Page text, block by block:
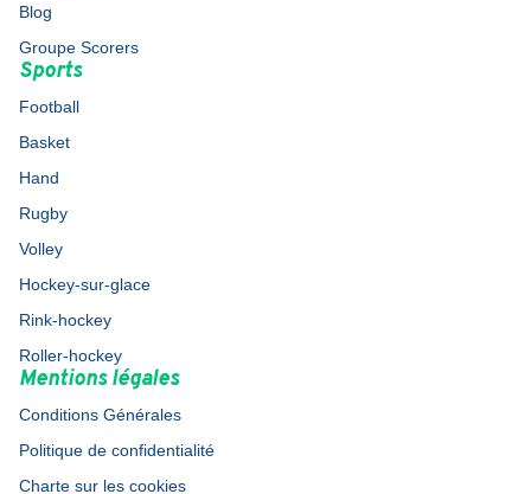
Blog
Groupe Scorers
Sports
Football
Basket
Hand
Rugby
Volley
Hockey-sur-glace
Rink-hockey
Roller-hockey
Mentions légales
Conditions Générales
Politique de confidentialité
Charte sur les cookies